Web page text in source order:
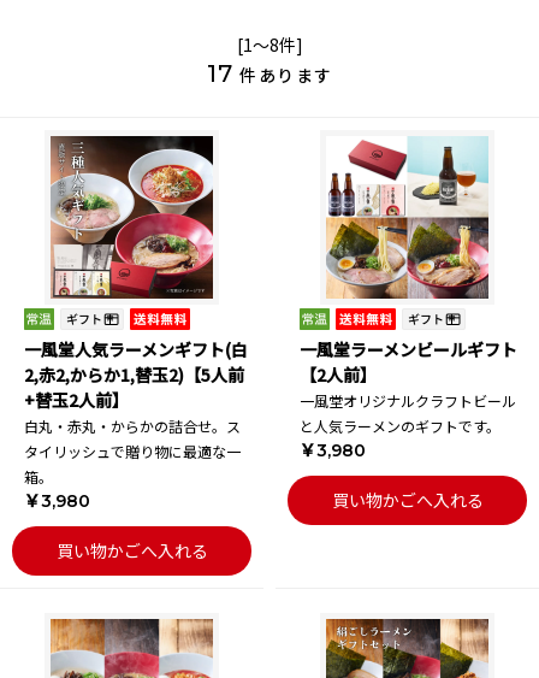
[1～8件]
17 件あります
一風堂人気ラーメンギフト(白
2,赤2,からか1,替玉2)【5人前
+替玉2人前】
白丸・赤丸・からかの詰合せ。ス
タイリッシュで贈り物に最適な一
箱。
￥3,980
買い物かごへ入れる
一風堂ラーメンビールギフト
【2人前】
一風堂オリジナルクラフトビール
と人気ラーメンのギフトです。
￥3,980
買い物かごへ入れる